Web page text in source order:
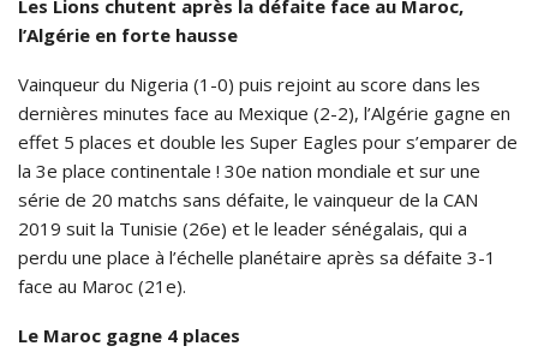
Les Lions chutent après la défaite face au Maroc,
l’Algérie en forte hausse
Vainqueur du Nigeria (1-0) puis rejoint au score dans les
dernières minutes face au Mexique (2-2), l’Algérie gagne en
effet 5 places et double les Super Eagles pour s’emparer de
la 3e place continentale ! 30e nation mondiale et sur une
série de 20 matchs sans défaite, le vainqueur de la CAN
2019 suit la Tunisie (26e) et le leader sénégalais, qui a
perdu une place à l’échelle planétaire après sa défaite 3-1
face au Maroc (21e).
Le Maroc gagne 4 places